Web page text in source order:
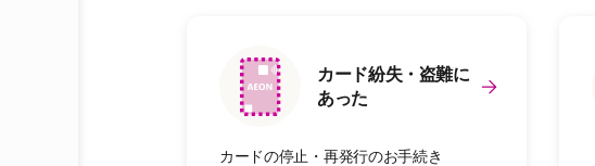
カード紛失・盗難に
あった
カードの停止・再発行のお手続き